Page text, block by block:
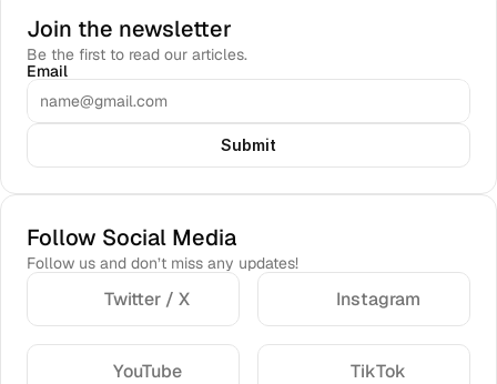
Join the newsletter
Be the first to read our articles.
Email
Submit
Follow Social Media
Follow us and don’t miss any updates!
Twitter / X Instagram
YouTube TikTok